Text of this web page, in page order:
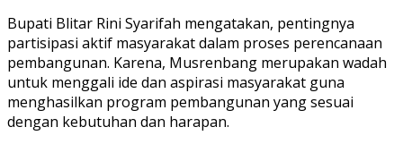
Bupati Blitar Rini Syarifah mengatakan, pentingnya
partisipasi aktif masyarakat dalam proses perencanaan
pembangunan. Karena, Musrenbang merupakan wadah
untuk menggali ide dan aspirasi masyarakat guna
menghasilkan program pembangunan yang sesuai
dengan kebutuhan dan harapan.